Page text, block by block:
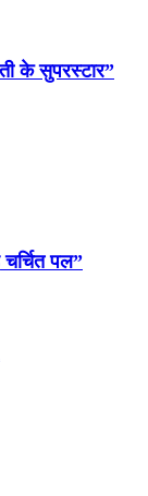
के सुपरस्टार”
पल”